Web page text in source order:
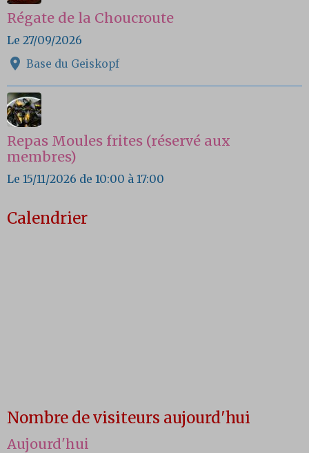
Régate de la Choucroute
Le 27/09/2026
Base du Geiskopf
Repas Moules frites (réservé aux
membres)
Le 15/11/2026 de 10:00 à 17:00
Calendrier
Nombre de visiteurs aujourd'hui
Aujourd'hui